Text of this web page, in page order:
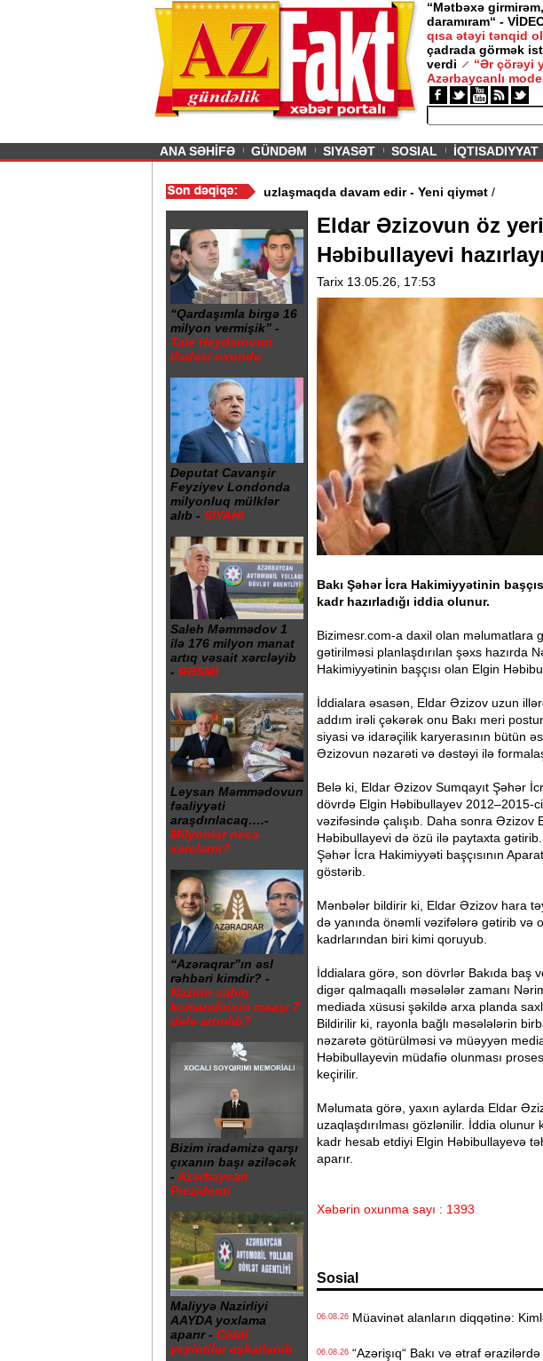
“Mətbəxə
daramıram“ -
qısa ətəyi tənqid
çadrada görmək
verdi
“Ər çörəyi
Azərbaycanlı
Previous
ANA SƏHİFƏ GÜNDƏM SIYASƏT SOSIAL İQTISADIYYAT
dayandırıldı - Video/ Azərbaycan nefti ucuzlaşmaqda davam edir - Yeni qiymət
“Qardaşımla birgə 16
milyon vermişik” -
Tale Heydərovun
ifadəsi oxundu
Deputat Cavanşir
Feyziyev Londonda
milyonluq mülklər
alıb - SİYAHI
Saleh Məmmədov 1
ilə 176 milyon manat
artıq vəsait xərcləyib
- RƏSMİ
Leysan Məmmədovun
fəaliyyəti
araşdırılacaq….-
Milyonlar necə
xərclənir?
“Azəraqrar”ın əsl
rəhbəri kimdir? -
Nazirin sabiq
komandirinin maaşı 7
dəfə artırılıb?
Bizim iradəmizə qarşı
çıxanın başı əziləcək
- Azərbaycan
Prezidenti
Maliyyə Nazirliyi
AAYDA yoxlama
aparır - Ciddi
yeyintilər aşkarlanıb
Eldar Əzizovun öz
Həbibullayevi
Tarix 13.05.26, 17:53
Bakı Şəhər İcra Hakimiyyətinin
kadr hazırladığı iddia olunur.
Bizimesr.com-a daxil olan məlumatlara
gətirilməsi planlaşdırılan şəxs hazırda
Hakimiyyətinin başçısı olan Elgin
İddialara əsasən, Eldar Əzizov uzun
addım irəli çəkərək onu Bakı meri
siyasi və idarəçilik karyerasının bütün
Əzizovun nəzarəti və dəstəyi ilə
Belə ki, Eldar Əzizov Sumqayıt Şəhər
dövrdə Elgin Həbibullayev 2012–2015-
vəzifəsində çalışıb. Daha sonra Əzizov
Həbibullayevi də özü ilə paytaxta
Şəhər İcra Hakimiyyəti başçısının
göstərib.
Mənbələr bildirir ki, Eldar Əzizov hara
də yanında önəmli vəzifələrə gətirib və
kadrlarından biri kimi qoruyub.
İddialara görə, son dövrlər Bakıda baş
digər qalmaqallı məsələlər zamanı
mediada xüsusi şəkildə arxa planda
Bildirilir ki, rayonla bağlı məsələlərin
nəzarətə götürülməsi və müəyyən
Həbibullayevin müdafiə olunması
keçirilir.
Məlumata görə, yaxın aylarda Eldar
uzaqlaşdırılması gözlənilir. İddia
kadr hesab etdiyi Elgin Həbibullayevə
aparır.
Xəbərin oxunma sayı : 1393
Sosial
06.08.26Müavinət alanların diqqətinə:
06.08.26“Azərişıq“ Bakı və ətraf